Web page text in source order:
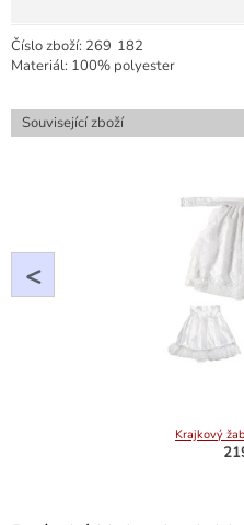
Číslo zboží: 269 182
Materiál: 100% polyester
Související zboží
<
Krajkový